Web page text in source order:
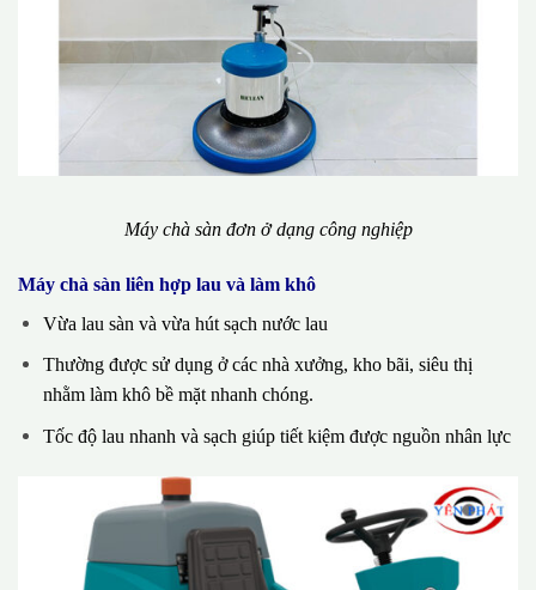
Máy chà sàn đơn ở dạng công nghiệp
Máy chà sàn liên hợp lau và làm khô
Vừa lau sàn và vừa hút sạch nước lau
Thường được sử dụng ở các nhà xưởng, kho bãi, siêu thị
nhằm làm khô bề mặt nhanh chóng.
Tốc độ lau nhanh và sạch giúp tiết kiệm được nguồn nhân lực